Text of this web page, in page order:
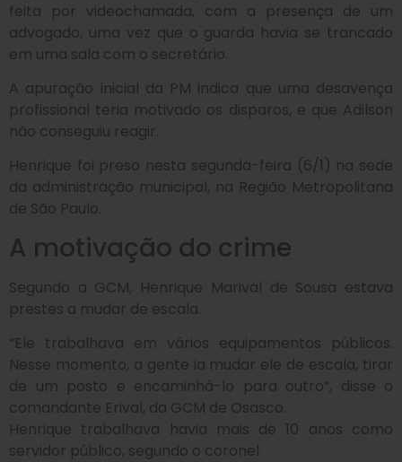
feita por videochamada, com a presença de um
advogado, uma vez que o guarda havia se trancado
em uma sala com o secretário.
A apuração inicial da PM indica que uma desavença
profissional teria motivado os disparos, e que Adilson
não conseguiu reagir.
Henrique foi preso nesta segunda-feira (6/1) na sede
da administração municipal, na Região Metropolitana
de São Paulo.
A motivação do crime
Segundo a GCM, Henrique Marival de Sousa estava
prestes a mudar de escala.
“Ele trabalhava em vários equipamentos públicos.
Nesse momento, a gente ia mudar ele de escala, tirar
de um posto e encaminhá-lo para outro”, disse o
comandante Erival, da GCM de Osasco.
Henrique trabalhava havia mais de 10 anos como
servidor público, segundo o coronel.